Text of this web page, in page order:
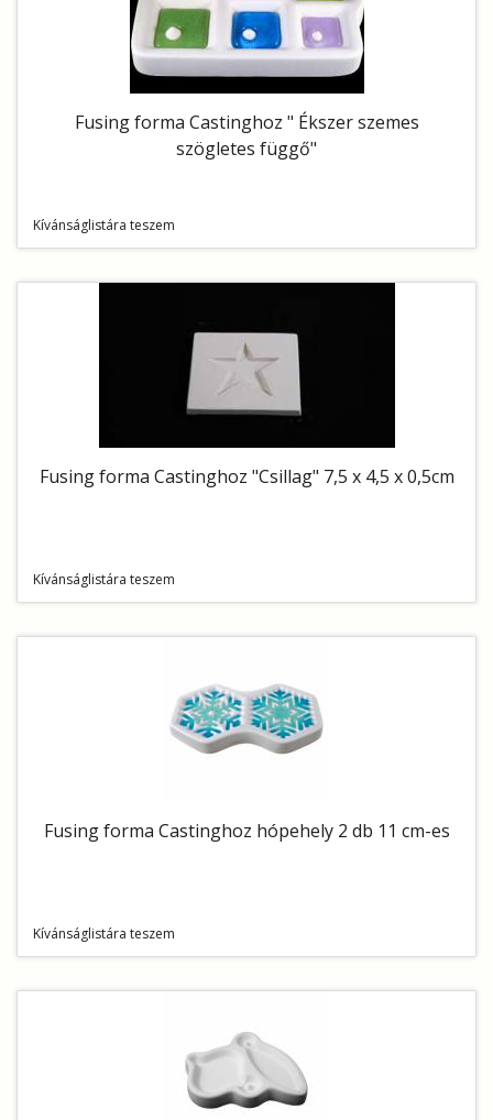
Fusing forma Castinghoz " Ékszer szemes
szögletes függő"
Kívánságlistára teszem
Fusing forma Castinghoz "Csillag" 7,5 x 4,5 x 0,5cm
Kívánságlistára teszem
Fusing forma Castinghoz hópehely 2 db 11 cm-es
Kívánságlistára teszem